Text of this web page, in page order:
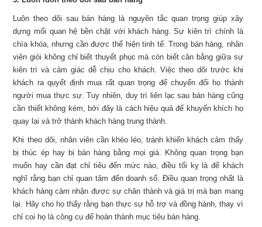
Luôn theo dõi sau bán hàng là nguyên tắc quan trọng giúp xây
dựng mối quan hệ bền chặt với khách hàng. Sự kiên trì chính là
chìa khóa, nhưng cần được thể hiện tinh tế. Trong bán hàng, nhân
viên giỏi không chỉ biết thuyết phục mà còn biết cân bằng giữa sự
kiên trì và cảm giác dễ chịu cho khách. Việc theo dõi trước khi
khách ra quyết định mua rất quan trọng để chuyển đổi họ thành
người mua thực sự. Tuy nhiên, duy trì liên lạc sau bán hàng cũng
cần thiết không kém, bởi đây là cách hiệu quả để khuyến khích họ
quay lại và trở thành khách hàng trung thành.
Khi theo dõi, nhân viên cần khéo léo, tránh khiến khách cảm thấy
bị thúc ép hay bị bán hàng bằng mọi giá. Không quan trọng bạn
muốn hay cần đạt chỉ tiêu đến mức nào, điều tối kỵ là để khách
nghĩ rằng bạn chỉ quan tâm đến doanh số. Điều quan trọng nhất là
khách hàng cảm nhận được sự chân thành và giá trị mà bạn mang
lại. Hãy cho họ thấy rằng bạn thực sự hỗ trợ và đồng hành, thay vì
chỉ coi họ là công cụ để hoàn thành mục tiêu bán hàng.